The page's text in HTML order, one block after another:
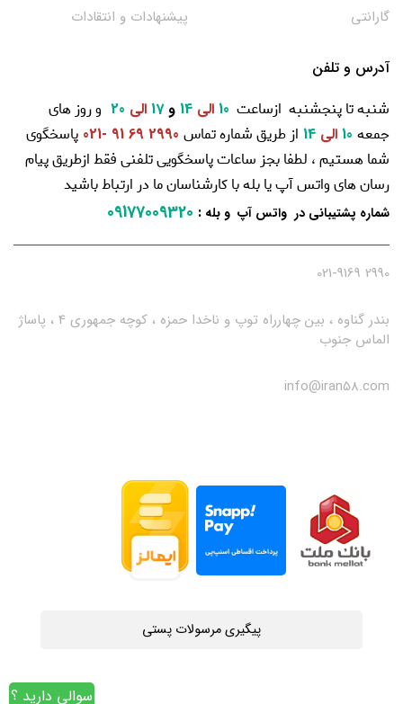
گارانتی
پیشنهادات و انتقادات
آدرس و تلفن
شنبه تا پنجشنبه ازساعت 10 الی و17 الی
و روز های
جمعه
الی از طریق شماره تماس 2990 69 91 -021
پاسخگوی
شما هستیم ، لطفا بجز ساعات پاسخگویی تلفنی فقط ازطریق پیام
رسان های واتس آپ یا بله با کارشناسان ما در ارتباط باشید
شماره پشتیبانی در واتس آپ و بله :
09177009320
2990 021-9169
بندر گناوه ، بین چهارراه توپ و ناخدا حمزه ، کوچه جمهوری 4 ، پاساژ
الماس جنوب
info@iran58.com
پیگیری مرسولات پستی
سوالی دارید ؟